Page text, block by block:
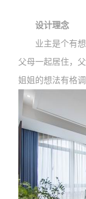
设计理念
业主是个有想
父母一起居住，
姐姐的想法有格